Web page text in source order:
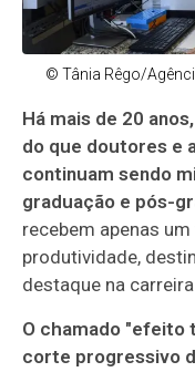
© Tânia Rêgo/
Há mais de 20
do que doutores e
continuam sendo
graduação e pós-
recebem apenas
produtividade,
destaque na
O chamado "efeito
corte progressivo